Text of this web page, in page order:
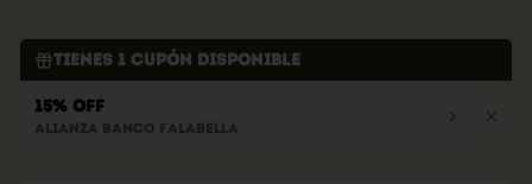
Tienes 1 cupón disponible
15% OFF
Alianza Banco Falabella